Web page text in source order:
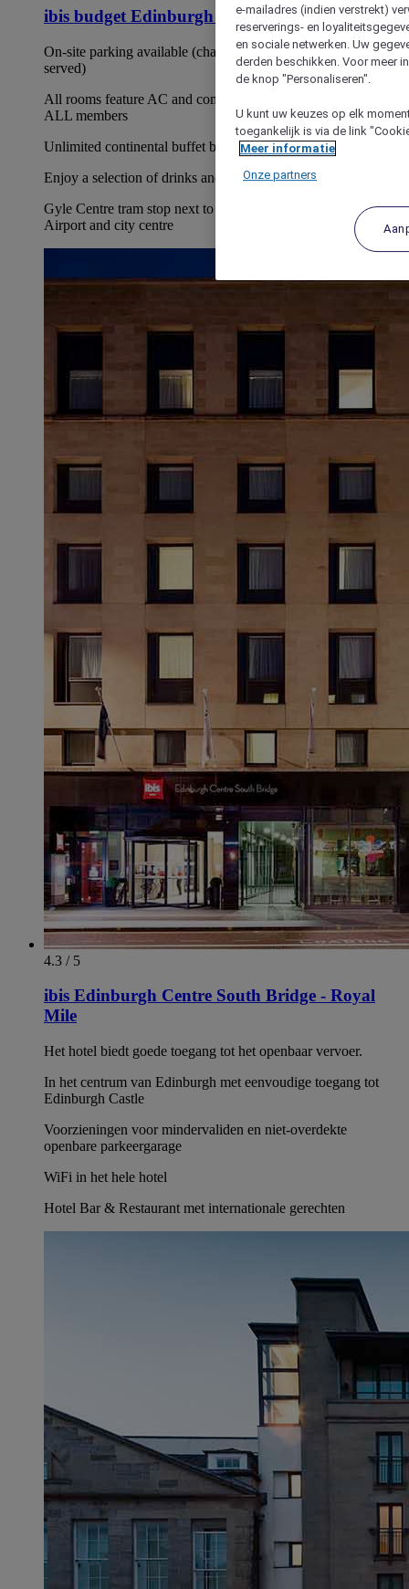
ibis budget Edinburgh Park
On-site parking available (charge applies, first-come, first-
served)
All rooms feature AC and complimentary premium Wi-Fi for
ALL members
Unlimited continental buffet breakfast available
Enjoy a selection of drinks and snacks at the on-site café
Gyle Centre tram stop next to the hotel offers direct link to
Airport and city centre
4.3 / 5
ibis Edinburgh Centre South Bridge - Royal
Mile
Het hotel biedt goede toegang tot het openbaar vervoer.
In het centrum van Edinburgh met eenvoudige toegang tot
Edinburgh Castle
Voorzieningen voor mindervaliden en niet-overdekte
openbare parkeergarage
WiFi in het hele hotel
Hotel Bar & Restaurant met internationale gerechten
e-mailadres (indien verstrekt)
reserverings- en
en sociale netwerken. Uw
derden beschikken. Voor meer
de knop "Personaliseren".
U kunt uw keuzes op elk
toegankelijk is via de link
Meer informatie
Onze partners